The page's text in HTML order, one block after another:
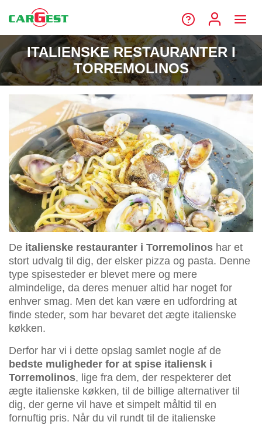
ITALIENSKE RESTAURANTER I
TORREMOLINOS
De italienske restauranter i Torremolinos har et
stort udvalg til dig, der elsker pizza og pasta. Denne
type spisesteder er blevet mere og mere
almindelige, da deres menuer altid har noget for
enhver smag. Men det kan være en udfordring at
finde steder, som har bevaret det ægte italienske
køkken.
Derfor har vi i dette opslag samlet nogle af de
bedste muligheder for at spise italiensk i
Torremolinos, lige fra dem, der respekterer det
ægte italienske køkken, til de billige alternativer til
dig, der gerne vil have et simpelt måltid til en
fornuftig pris. Når du vil rundt til de italienske